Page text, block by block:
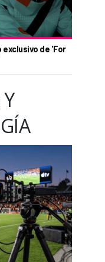
de 'For